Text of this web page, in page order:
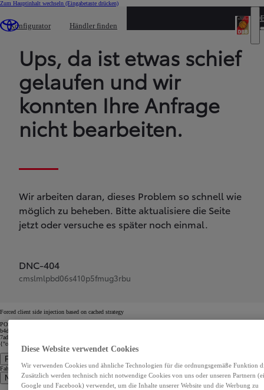
Zum Hauptinhalt wechseln (Eingabetaste drücken)
Konfigurator Händler finden
Ups, da ist etwas schief
gelaufen und wir
konnten Ihre Anfrage
nicht bearbeiten.
Wir arbeiten daran, dieses Problem so schnell wie
möglich zu beheben. Bitte aktualisiere die Seite
jetzt oder versuche es später noch einmal.
DNC-404
cmslmlpbd06s410p5fmug3rbu
Forced client side injection based on cached strategy
POST https://dxp-webcarconfig.toyota-europe.com/v1/car-config/de/de?path=configure/09a6531a-c3f1-4d2d-
b4d3-eb45cbb35478/b591434d-81a7-49c7-b0b8-b9a71314916c&c=22414290-26e6-4453-a186-
7ad0794bb2a7&financeOption=monthly with body {"reduxState":{"carConfigSettings":{"loadedStepUrls":
{"configure":"https://www.toyota.de/neuwagen/yaris/konfigurator","specs":"https://www.toyota.de/
Fahrzeuge
Fahrzeuge
Neuwagen
Diese Website verwendet Cookies
Wir verwenden Cookies und ähnliche Technologien für die ordnungsgemäße Funktion
Zusätzlich werden technisch nicht notwendige Cookies von uns oder unseren Partnern
Google und Facebook) verwendet, um die Inhalte unserer Website und die Werbung zu